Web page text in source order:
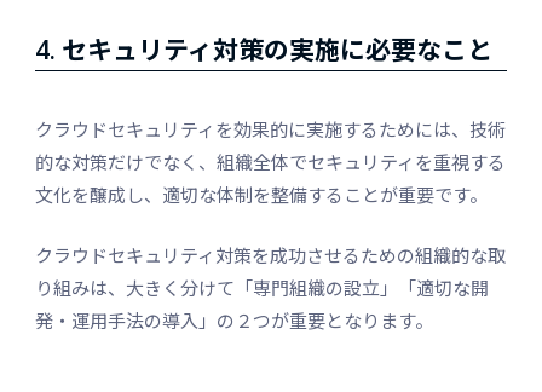
4. セキュリティ対策の実施に必要なこと
クラウドセキュリティを効果的に実施するためには、技術
的な対策だけでなく、組織全体でセキュリティを重視する
文化を醸成し、適切な体制を整備することが重要です。
クラウドセキュリティ対策を成功させるための組織的な取
り組みは、大きく分けて「専門組織の設立」「適切な開
発・運用手法の導入」の２つが重要となります。